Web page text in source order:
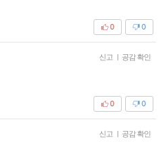
0
0
신고 | 공감 확인
0
0
신고 | 공감 확인